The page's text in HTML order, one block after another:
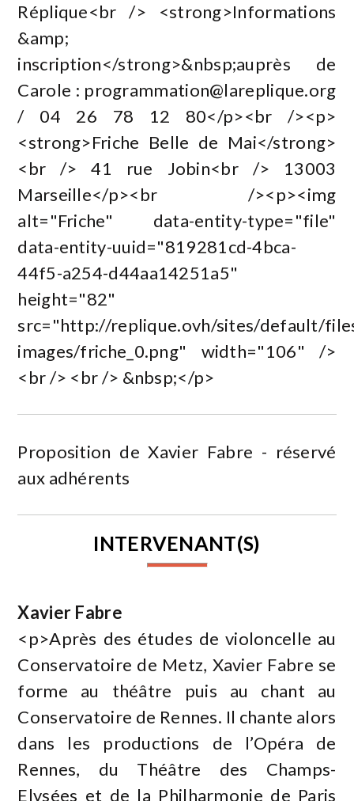
Réplique<br /> <strong>Informations
&amp;
inscription</strong>&nbsp;auprès de
Carole : programmation@lareplique.org
/ 04 26 78 12 80</p><br /><p>
<strong>Friche Belle de Mai</strong>
<br /> 41 rue Jobin<br /> 13003
Marseille</p><br /><p><img
alt="Friche" data-entity-type="file"
data-entity-uuid="819281cd-4bca-
44f5-a254-d44aa14251a5"
height="82"
src="http://replique.ovh/sites/default/
images/friche_0.png" width="106" />
<br /> <br /> &nbsp;</p>
Proposition de Xavier Fabre - réservé
aux adhérents
INTERVENANT(S)
Xavier Fabre
<p>Après des études de violoncelle au
Conservatoire de Metz, Xavier Fabre se
forme au théâtre puis au chant au
Conservatoire de Rennes. Il chante alors
dans les productions de l’Opéra de
Rennes, du Théâtre des Champs-
Elysées et de la Philharmonie de Paris